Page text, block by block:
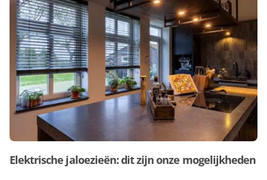
Elektrische jaloezieën: dit zijn onze mogelijkheden